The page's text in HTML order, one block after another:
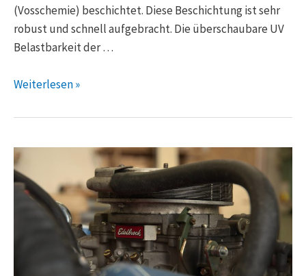
(Vosschemie) beschichtet. Diese Beschichtung ist sehr
robust und schnell aufgebracht. Die überschaubare UV
Belastbarkeit der …
Weiterlesen »
Boesch
–
Der
Boden